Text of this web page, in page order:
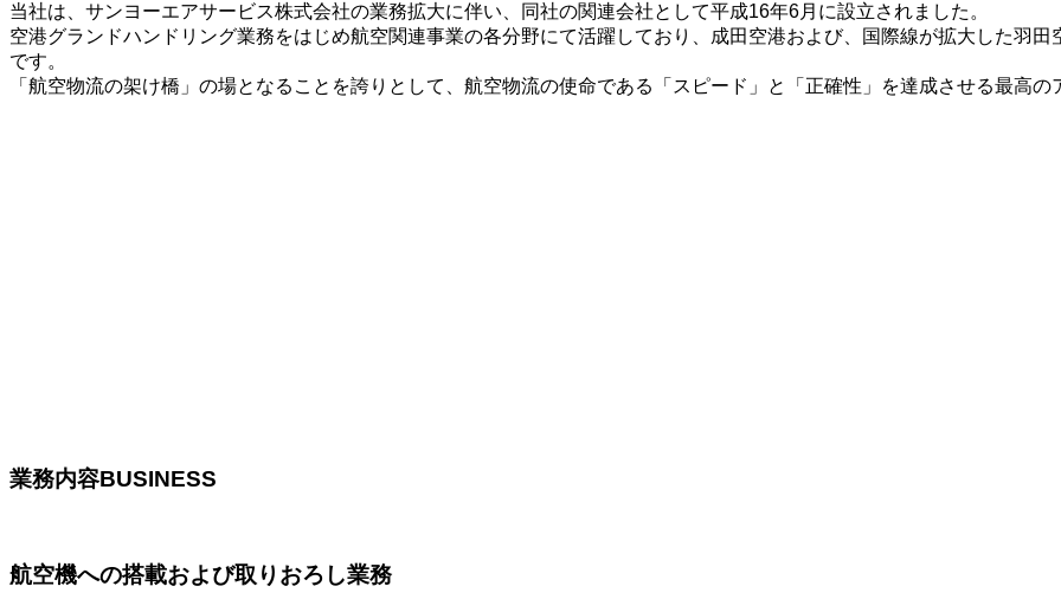
当社は、サンヨーエアサービス株式会社の業務拡大に伴い、同社の関連会社として平成16年6月に設立されました。
空港グランドハンドリング業務をはじめ航空関連事業の各分野にて活躍しており、成田空港および、国際線が拡大した羽
です。
「航空物流の架け橋」の場となることを誇りとして、航空物流の使命である「スピード」と「正確性」を達成させる最高
業務内容BUSINESS
航空機への搭載および取りおろし業務